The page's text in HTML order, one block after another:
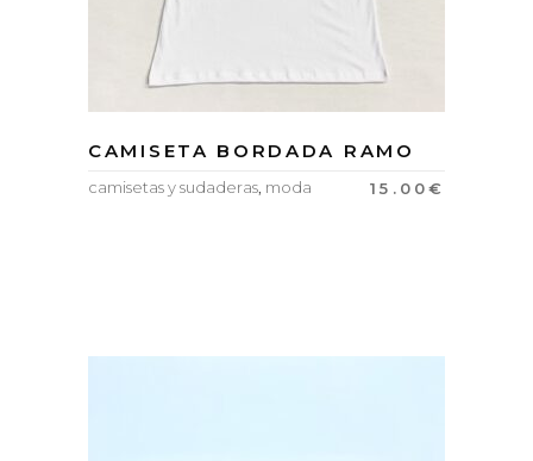
CAMISETA BORDADA RAMO
15.00€
camisetas y sudaderas moda